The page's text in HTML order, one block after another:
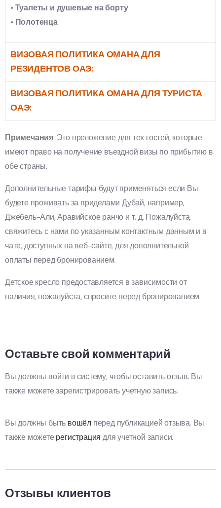
• Туалеты и душевые на борту
• Полотенца
ВИЗОВАЯ ПОЛИТИКА ОМАНА ДЛЯ
РЕЗИДЕНТОВ ОАЭ:
ВИЗОВАЯ ПОЛИТИКА ОМАНА ДЛЯ ТУРИСТА
ОАЭ:
Примечания: Это преложение для тех гостей, которые
имеют право на получение въездной визы по прибытию в
обе страны.
Дополнительные тарифы будут применяться если Вы
будете проживать за приделами Дубай, например,
Джебель-Али, Аравийское ранчо и т. д. Пожалуйста,
свяжитесь с нами по указанным контактным данным и в
чате, доступных на веб-сайте, для дополнительной
оплаты перед бронированием.
Детское кресло предоставляется в зависимости от
наличия, пожалуйста, спросите перед бронированием.
Оставьте свой комментарий
Вы должны войти в систему, чтобы оставить отзыв. Вы
также можете зарегистрировать учетную запись.
Вы должны быть вошёл перед публикацией отзыва. Вы
также можете регистрация для учетной записи.
Отзывы клиентов